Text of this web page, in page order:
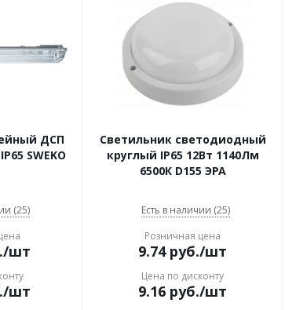
ДСП
SWEKO
(25)
/шт
/шт
Светильник светодиодный
круглый IP65 12Вт 1140Лм
6500К D155 ЭРА
Есть в наличии (25)
Розничная цена
9.74руб./шт
Цена по дисконту
9.16 руб./шт